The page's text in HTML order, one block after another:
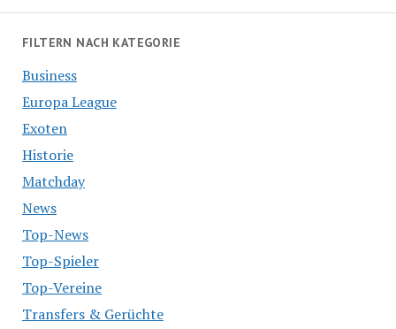
FILTERN NACH KATEGORIE
Business
Europa League
Exoten
Historie
Matchday
News
Top-News
Top-Spieler
Top-Vereine
Transfers & Gerüchte